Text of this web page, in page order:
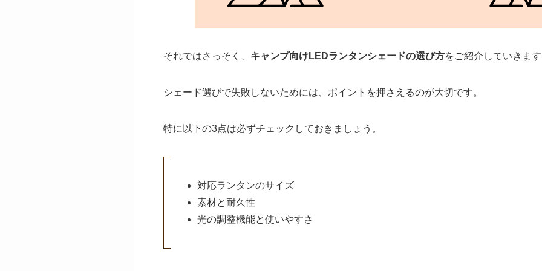
それではさっそく、 キャンプ向けLEDランタンシェードの選び方をご紹介していきま
シェード選びで失敗しないためには、ポイントを押さえるのが大切です。
特に以下の3点は必ずチェックしておきましょう。
対応ランタンのサイズ
素材と耐久性
光の調整機能と使いやすさ